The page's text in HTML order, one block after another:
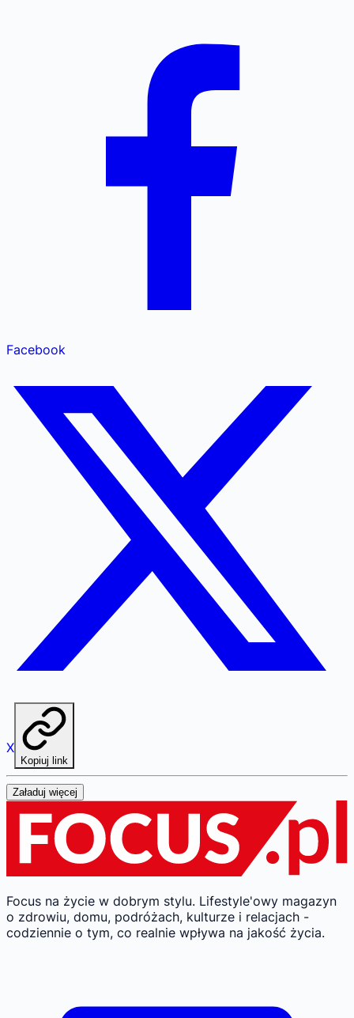
Facebook
X
Kopiuj link
Załaduj więcej
Focus na życie w dobrym stylu. Lifestyle'owy magazyn
o zdrowiu, domu, podróżach, kulturze i relacjach -
codziennie o tym, co realnie wpływa na jakość życia.